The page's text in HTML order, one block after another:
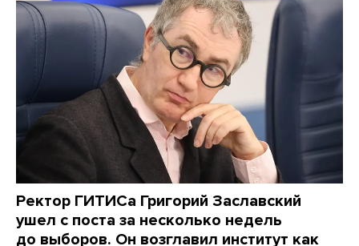
Ректор ГИТИСа Григорий Заславский
ушел с поста за несколько недель
до выборов. Он возглавил институт как